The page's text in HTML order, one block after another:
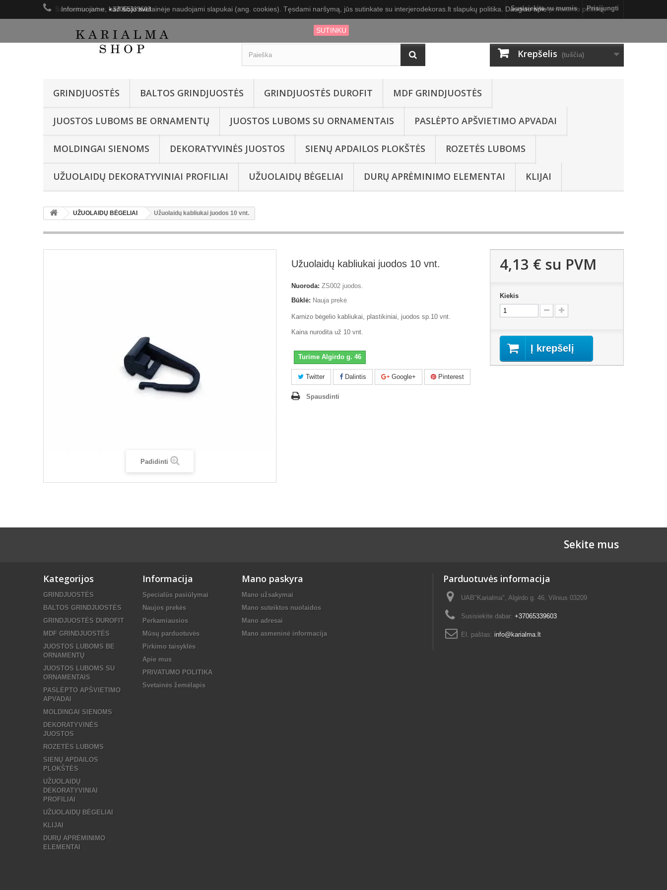
Prisijungti
Susisiekite su mumis
Susisiekite dabar: +37065339603
Krepšelis (tuščia)
GRINDJUOSTĖS BALTOS GRINDJUOSTĖS GRINDJUOSTĖS DUROFIT MDF GRINDJUOSTĖS
JUOSTOS LUBOMS BE ORNAMENTŲ JUOSTOS LUBOMS SU ORNAMENTAIS PASLĖPTO APŠVIETIMO APVADAI
MOLDINGAI SIENOMS DEKORATYVINĖS JUOSTOS SIENŲ APDAILOS PLOKŠTĖS ROZETĖS LUBOMS
UŽUOLAIDŲ DEKORATYVINIAI PROFILIAI UŽUOLAIDŲ BĖGELIAI DURŲ APRĖMINIMO ELEMENTAI KLIJAI
UŽUOLAIDŲ BĖGELIAI Užuolaidų kabliukai juodos 10 vnt.
Padidinti
Užuolaidų kabliukai juodos 10 vnt.
Nuoroda: ZS002 juodos.
Būklė: Nauja prekė
Karnizo bėgelio kabliukai, plastikiniai, juodos sp.10 vnt.
Kaina nurodita už 10 vnt.
Turime Algirdo g. 46
Twitter Dalintis Google+ Pinterest
Spausdinti
4,13 € su PVM
Kiekis
Į krepšelį
Sekite mus
Kategorijos
GRINDJUOSTĖS
BALTOS GRINDJUOSTĖS
GRINDJUOSTĖS DUROFIT
MDF GRINDJUOSTĖS
JUOSTOS LUBOMS BE
ORNAMENTŲ
JUOSTOS LUBOMS SU
ORNAMENTAIS
PASLĖPTO APŠVIETIMO
APVADAI
MOLDINGAI SIENOMS
DEKORATYVINĖS
JUOSTOS
ROZETĖS LUBOMS
SIENŲ APDAILOS
PLOKŠTĖS
UŽUOLAIDŲ
DEKORATYVINIAI
PROFILIAI
UŽUOLAIDŲ BĖGELIAI
KLIJAI
DURŲ APRĖMINIMO
ELEMENTAI
Informacija
Specialūs pasiūlymai
Naujos prekės
Perkamiausios
Mūsų parduotuvės
Pirkimo taisyklės
Apie mus
PRIVATUMO POLITIKA
Svetainės žemėlapis
Mano paskyra
Mano užsakymai
Mano suteiktos nuolaidos
Mano adresai
Mano asmeninė informacija
Parduotuvės informacija
UAB"Karialma", Algirdo g. 46, Vilnius 03209
Susisiekite dabar: +37065339603
El. paštas: info@karialma.lt
Informuojame, kad šioje svetainėje naudojami slapukai (ang. cookies). Tęsdami naršymą, jūs sutinkate su interjerodekoras.lt slapukų politika. Daugiau apieprivatumo politiką.
SUTINKU